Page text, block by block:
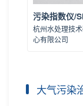
污染指数仪/
杭州水处理技
心有限公司
大气污染